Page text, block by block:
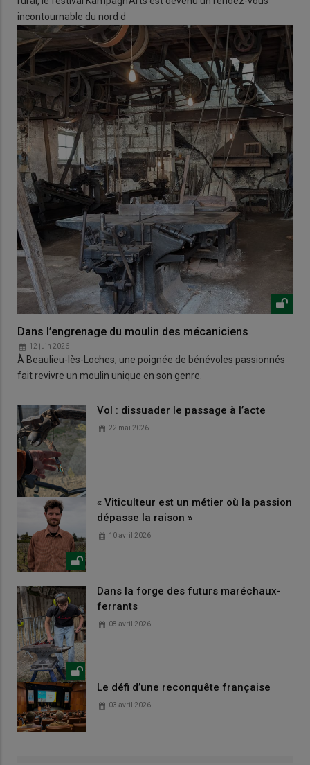
incontournable du nord d
Dans l’engrenage du moulin des mécaniciens
12 juin 2026
À Beaulieu-lès-Loches, une poignée de bénévoles passionnés
fait revivre un moulin unique en son genre.
Vol : dissuader le passage à l’acte
22 mai 2026
« Viticulteur est un métier où la passion
dépasse la raison »
10 avril 2026
Dans la forge des futurs maréchaux-
ferrants
08 avril 2026
Le défi d’une reconquête française
03 avril 2026